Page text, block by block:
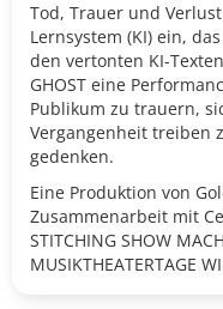
Tod, Trauer und
Lernsystem (KI) ein,
den vertonten KI-
GHOST eine
Publikum zu trauern,
Vergangenheit treiben
gedenken.
Eine Produktion von
Zusammenarbeit mit
STITCHING SHOW
MUSIKTHEATERTAGE